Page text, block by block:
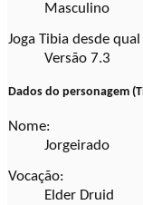
Masculino
Joga Tibia desde
Versão 7.3
Dados do personagem
Nome:
Jorgeirado
Vocação:
Elder Druid